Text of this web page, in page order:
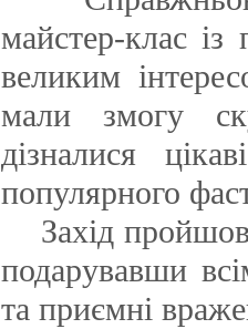
майстер-клас із
великим
мали змогу
дізналися
популярного
Захід пройшов
подарувавши
та приємні